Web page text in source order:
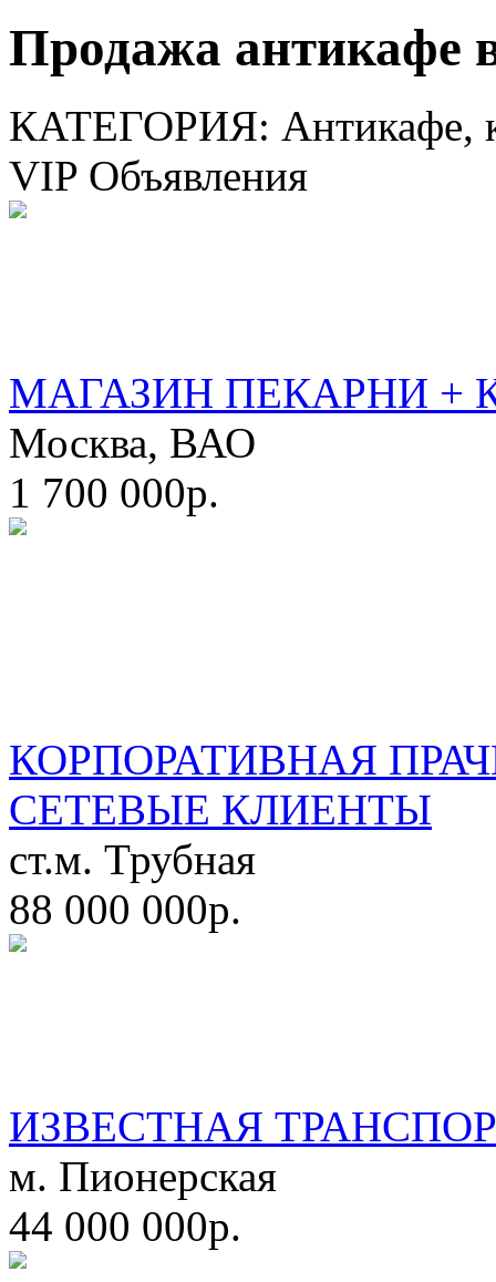
Продажа антикафе
КАТЕГОРИЯ: Антикафе,
VIP Объявления
МАГАЗИН ПЕКАРНИ +
Москва, ВАО
1 700 000р.
КОРПОРАТИВНАЯ
СЕТЕВЫЕ КЛИЕНТЫ
ст.м. Трубная
88 000 000р.
ИЗВЕСТНАЯ
м. Пионерская
44 000 000р.